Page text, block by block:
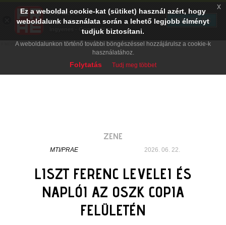
ZENE
MTI/PRAE 2026. 06. 22.
LISZT FERENC LEVELEI ÉS
NAPLÓI AZ OSZK COPIA
FELÜLETÉN
Ez a weboldal cookie-kat (sütiket) használ azért, hogy
weboldalunk használata során a lehető legjobb élményt
tudjuk biztosítani.
A weboldalunkon történő további böngészéssel hozzájárulsz a cookie-k
használatához.
Folytatás Tudj meg többet
x
PRAE.HU
Digital Evolution
Ingyenes - Google Play
TELEPÍTÉS